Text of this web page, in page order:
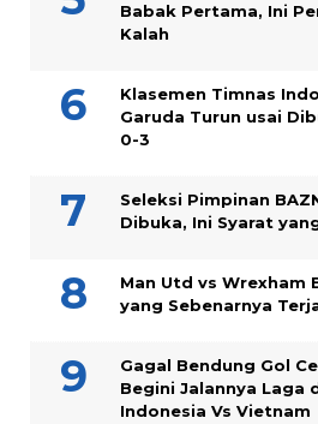
Babak Pertama, Ini
Kalah
Klasemen Timnas
Garuda Turun usai
0-3
Seleksi Pimpinan
Dibuka, Ini Syarat
Man Utd vs Wrexham
yang Sebenarnya
Gagal Bendung Gol
Begini Jalannya Laga
Indonesia Vs Vietnam